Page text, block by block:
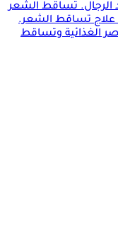
تساقط الشعر
علاج تساقط الشعر.
الغذائية وتساقط